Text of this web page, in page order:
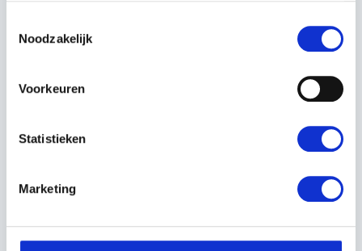
Noodzakelijk
Voorkeuren
Statistieken
Marketing